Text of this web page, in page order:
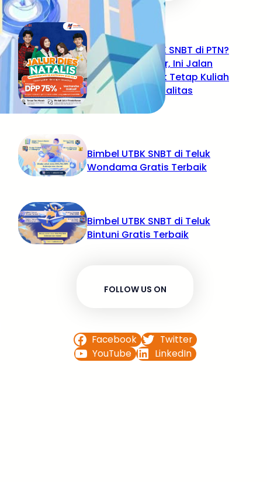
Tidak Lolos UTBK SNBT di PTN?
Jangan Khawatir, Ini Jalan
Terbaikmu untuk Tetap Kuliah
di Kampus Berkualitas
Bimbel UTBK SNBT di Teluk
Wondama Gratis Terbaik
Bimbel UTBK SNBT di Teluk
Bintuni Gratis Terbaik
FOLLOW US ON
Facebook
Twitter
YouTube
LinkedIn